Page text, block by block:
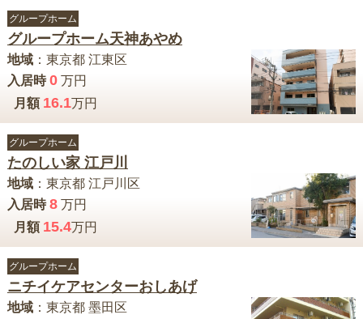
グループホーム
グループホーム天神あやめ
地域： 東京都 江東区
入居時 0万円
月額 16.1万円
グループホーム
たのしい家 江戸川
地域： 東京都 江戸川区
入居時 8万円
月額 15.4万円
グループホーム
ニチイケアセンターおしあげ
地域： 東京都 墨田区